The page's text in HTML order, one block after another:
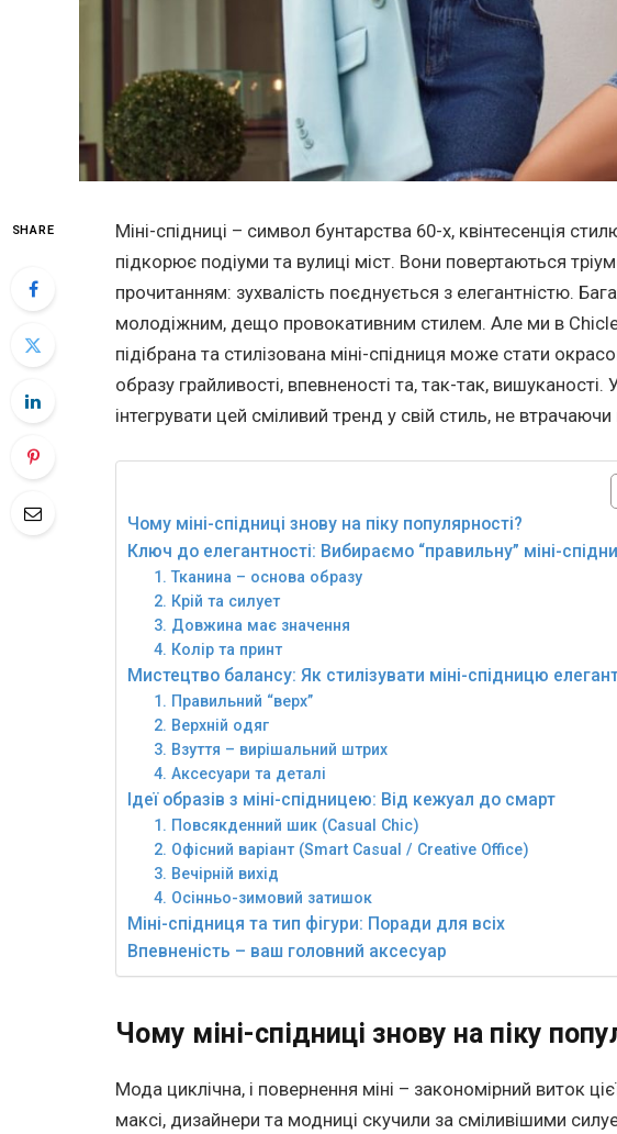
SHARE
Міні-спідниці – символ бунтарства 60-х, квінтесенція
підкорює подіуми та вулиці міст. Вони повертаються
прочитанням: зухвалість поєднується з елегантністю.
молодіжним, дещо провокативним стилем. Але ми в
підібрана та стилізована міні-спідниця може стати
образу грайливості, впевненості та, так-так,
інтегрувати цей сміливий тренд у свій стиль, не
Чому міні-спідниці знову на піку популярності?
Ключ до елегантності: Вибираємо “правильну” міні-
1. Тканина – основа образу
2. Крій та силует
3. Довжина має значення
4. Колір та принт
Мистецтво балансу: Як стилізувати міні-спідницю
1. Правильний “верх”
2. Верхній одяг
3. Взуття – вирішальний штрих
4. Аксесуари та деталі
Ідеї образів з міні-спідницею: Від кежуал до смарт
1. Повсякденний шик (Casual Chic)
2. Офісний варіант (Smart Casual / Creative Office)
3. Вечірній вихід
4. Осінньо-зимовий затишок
Міні-спідниця та тип фігури: Поради для всіх
Впевненість – ваш головний аксесуар
Чому міні-спідниці знову на піку
Мода циклічна, і повернення міні – закономірний виток
максі, дизайнери та модниці скучили за сміливішими